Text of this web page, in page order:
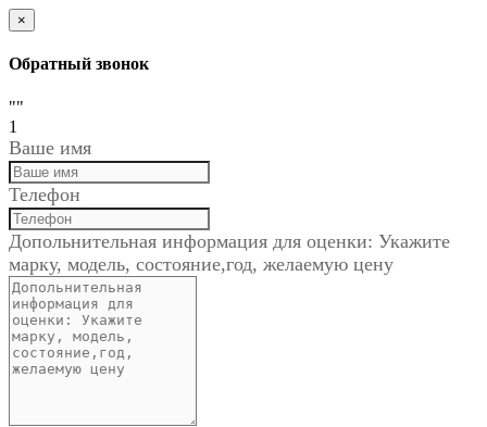
×
Обратный звонок
""
1
Ваше имя
Телефон
Допольнительная информация для оценки: Укажите
марку, модель, состояние,год, желаемую цену